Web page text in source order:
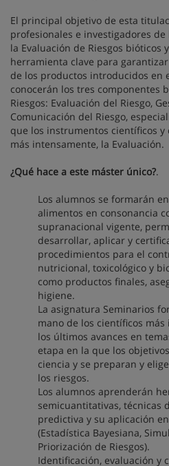
El principal objetivo de esta
profesionales e investigadores
la Evaluación de Riesgos bióticos
herramienta clave para
de los productos introducidos en
conocerán los tres componentes
Riesgos: Evaluación del Riesgo,
Comunicación del Riesgo,
que los instrumentos científicos
más intensamente, la Evaluación.
¿Qué hace a este máster único?.
Los alumnos se formarán
alimentos en consonancia
supranacional vigente,
desarrollar, aplicar y
procedimientos para el
nutricional, toxicológico y
como productos finales,
higiene.
La asignatura Seminarios
mano de los científicos
los últimos avances en
etapa en la que los
ciencia y se preparan y
los riesgos.
Los alumnos aprenderán
semicuantitativas, técnicas
predictiva y su aplicación
(Estadística Bayesiana,
Priorización de Riesgos).
Identificación, evaluación y